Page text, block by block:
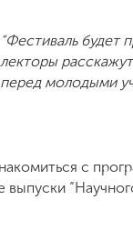
“Фестиваль будет
лекторы
перед молодыми
с
выпуски